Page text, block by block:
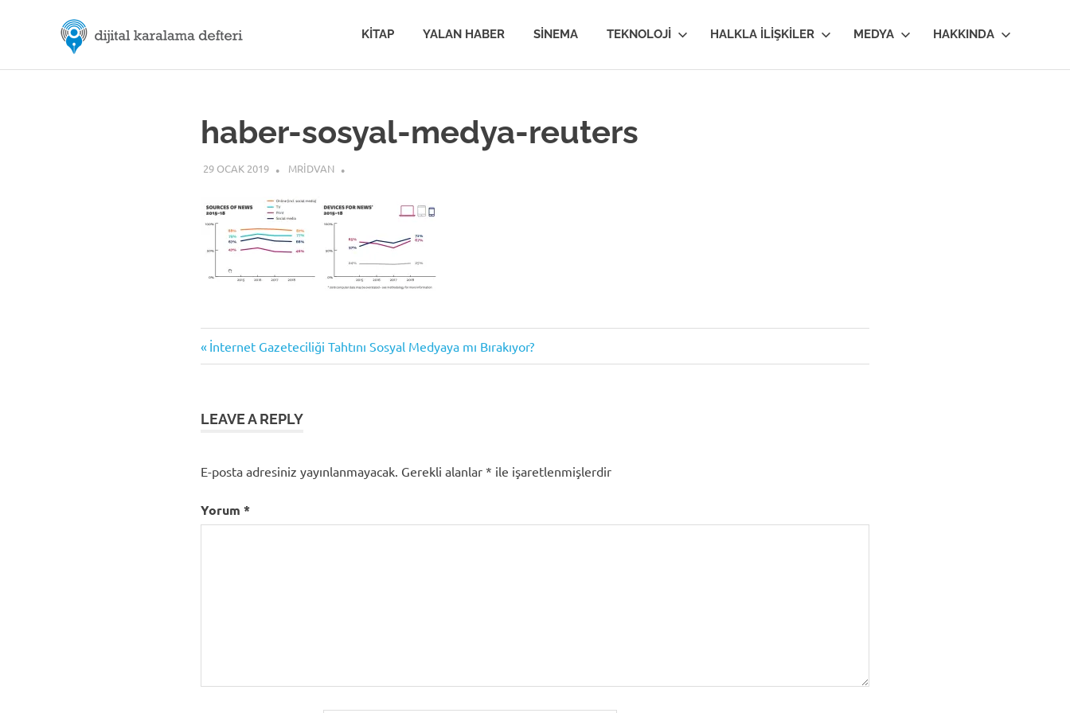
M.Rıdvan
ÖZDEMİR
|
Dijital
İletişim
KITAP YALAN HABER SINEMA TEKNOLOJI HALKLA İLIŞKILER MEDYA HAKKINDA
haber-sosyal-medya-reuters
29 OCAK 2019 MRIDVAN
Yazı
Previous
Post:
İnternet Gazeteciliği Tahtını Sosyal Medyaya mı Bırakıyor?
LEAVE A REPLY
E-posta adresiniz yayınlanmayacak. Gerekli alanlar * ile işaretlenmişlerdir
Yorum *